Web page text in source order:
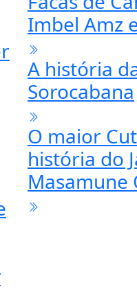
Facas
Adagas da
Facas de
Imbel Amz
A história
Sorocabana